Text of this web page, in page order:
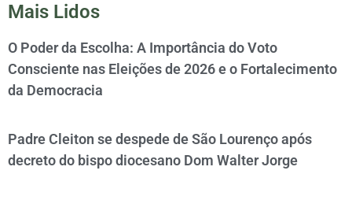
Mais Lidos
O Poder da Escolha: A Importância do Voto
Consciente nas Eleições de 2026 e o Fortalecimento
da Democracia
Padre Cleiton se despede de São Lourenço após
decreto do bispo diocesano Dom Walter Jorge